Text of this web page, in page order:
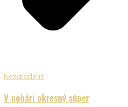
Nezaradené
V pohári okresný súper